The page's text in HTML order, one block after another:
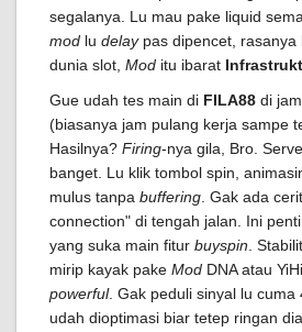
segalanya. Lu mau pake liquid
mod lu delaypas dipencet, rasanya
dunia slot, Mod itu ibarat
Gue udah tes main di FILA88 di
(biasanya jam pulang kerja sampe
Hasilnya? Firing-nya gila, Bro.
banget. Lu klik tombol spin,
mulus tanpa buffering . Gak ada
connection" di tengah jalan. Ini
yang suka main fitur buyspin .
mirip kayak pake Mod DNA atau
powerful. Gak peduli sinyal lu cuma
udah dioptimasi biar tetep ringan